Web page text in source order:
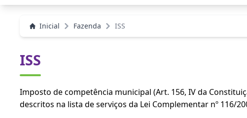
Inicial Fazenda ISS
ISS
Imposto de competência municipal (Art. 156, IV da
descritos na lista de serviços da Lei Complementar nº 116/